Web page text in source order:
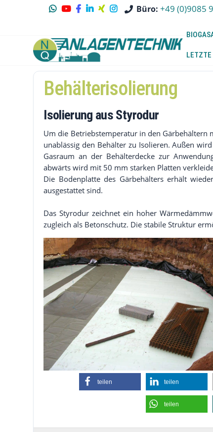
Büro: +49 (0)9085
LETZTE
Behälterisolierung
Isolierung aus Styrodur
Um die Betriebstemperatur in den Gärbehältern
unablässig den Behälter zu Isolieren. Außen
Gasraum an der Behälterdecke zur
abwärts wird mit 50 mm starken Platten
Die Bodenplatte des Gärbehälters erhält
ausgestattet sind.
Das Styrodur zeichnet ein hoher
zugleich als Betonschutz. Die stabile Struktur
teilen teilen
teilen